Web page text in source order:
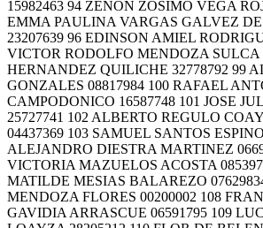
15982463 94 ZENON ZOSIMO VEGA
EMMA PAULINA VARGAS GALVEZ
23207639 96 EDINSON AMIEL
VICTOR RODOLFO MENDOZA SULCA
HERNANDEZ QUILICHE 32778792 99
GONZALES 08817984 100 RAFAEL
CAMPODONICO 16587748 101 JOSE
25727741 102 ALBERTO REGULO
04437369 103 SAMUEL SANTOS
ALEJANDRO DIESTRA MARTINEZ
VICTORIA MAZUELOS ACOSTA
MATILDE MESIAS BALAREZO
MENDOZA FLORES 00200002 108
GAVIDIA ARRASCUE 06591795 109